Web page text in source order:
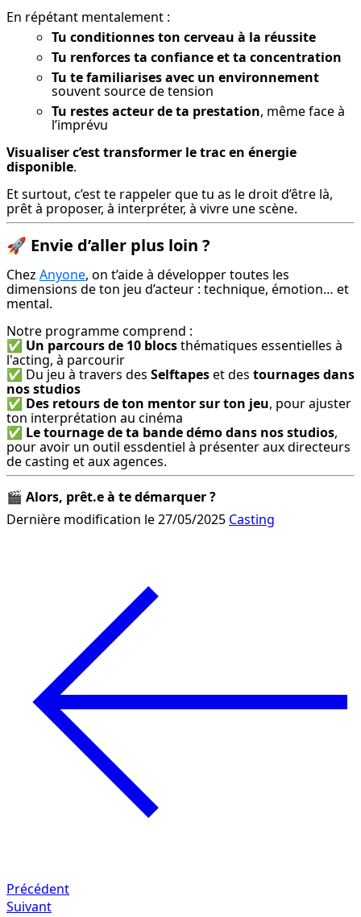
En répétant mentalement :
Tu conditionnes ton cerveau à la réussite
Tu renforces ta confiance et ta concentration
Tu te familiarises avec un environnement
souvent source de tension
Tu restes acteur de ta prestation, même face à
l’imprévu
Visualiser c’est transformer le trac en énergie
disponible.
Et surtout, c’est te rappeler que tu as le droit d’être là,
prêt à proposer, à interpréter, à vivre une scène.
🚀 Envie d’aller plus loin ?
Chez Anyone, on t’aide à développer toutes les
dimensions de ton jeu d’acteur : technique, émotion… et
mental.
Notre programme comprend :
✅ Un parcours de 10 blocs thématiques essentielles à
l'acting, à parcourir
✅ Du jeu à travers des Selftapes et des tournages dans
nos studios
✅ Des retours de ton mentor sur ton jeu, pour ajuster
ton interprétation au cinéma
✅ Le tournage de ta bande démo dans nos studios,
pour avoir un outil essdentiel à présenter aux directeurs
de casting et aux agences.
🎬 Alors, prêt.e à te démarquer ?
Dernière modification le 27/05/2025 Casting
Précédent
Suivant